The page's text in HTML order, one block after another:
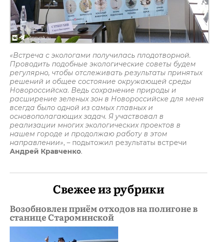
«Встреча с экологами получилась плодотворной.
Проводить подобные экологические советы будем
регулярно, чтобы отслеживать результаты принятых
решений и общее состояние окружающей среды
Новороссийска. Ведь сохранение природы и
расширение зеленых зон в Новороссийске для меня
всегда было одной из самых главных и
основополагающих задач. Я участвовал в
реализации многих экологических проектов в
нашем городе и продолжаю работу в этом
направлении», – подытожил результаты встречи
Андрей Кравченко.
Свежее из рубрики
Возобновлен приём отходов на полигоне в
станице Староминской